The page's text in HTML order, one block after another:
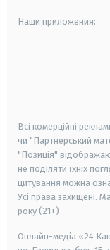
Наши приложения:
Всі комерційні
чи "Партнерський
"Позиція"
не поділяти їхніх
цитування можна
Усі права захищені.
року (21+)
Онлайн-медіа «24